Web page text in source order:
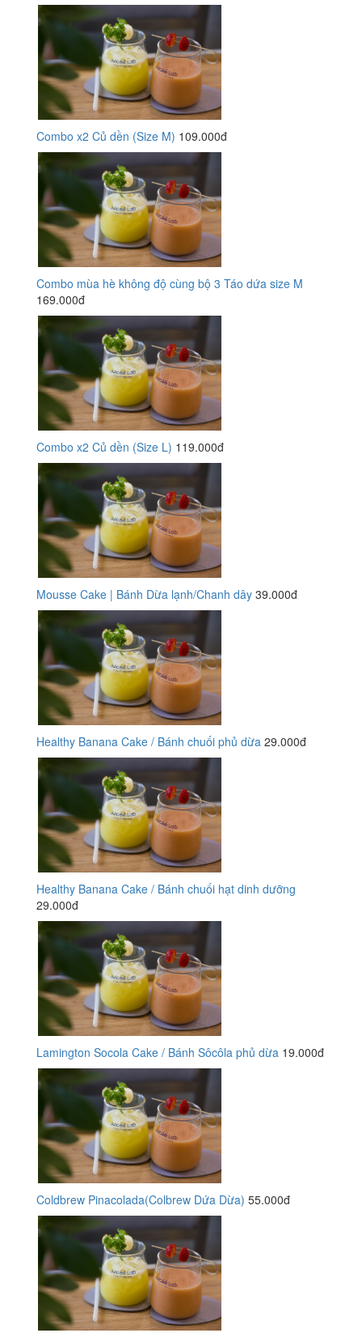
Combo x2 Củ dền (Size M) 109.000đ
Combo mùa hè không độ cùng bộ 3 Táo dứa size M
169.000đ
Combo x2 Củ dền (Size L) 119.000đ
Mousse Cake | Bánh Dừa lạnh/Chanh dây 39.000đ
Healthy Banana Cake / Bánh chuối phủ dừa 29.000đ
Healthy Banana Cake / Bánh chuối hạt dinh dưỡng
29.000đ
Lamington Socola Cake / Bánh Sôcôla phủ dừa 19.000đ
Coldbrew Pinacolada(Colbrew Dứa Dừa) 55.000đ